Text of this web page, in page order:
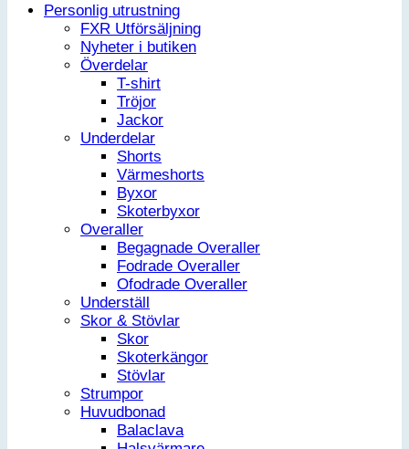
Personlig utrustning
FXR Utförsäljning
Nyheter i butiken
Överdelar
T-shirt
Tröjor
Jackor
Underdelar
Shorts
Värmeshorts
Byxor
Skoterbyxor
Overaller
Begagnade Overaller
Fodrade Overaller
Ofodrade Overaller
Underställ
Skor & Stövlar
Skor
Skoterkängor
Stövlar
Strumpor
Huvudbonad
Balaclava